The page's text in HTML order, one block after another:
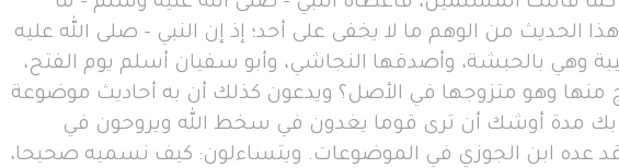
الحديث من الوهم ما لا يخفى على أحد؛ إذ إن النبي - صلى الله عليه
وهي بالحبشة، وأصدقها النجاشي، وأبو سفيان أسلم يوم الفتح،
منها وهو متزوجها في الأصل؟ ويدعون كذلك أن به أحاديث موضوعة
بك مدة أوشك أن ترى قوما يغدون في سخط الله ويروحون في
قد عده ابن الجوزي في الموضوعات. ويتساءلون: كيف نسميه صحيحا،